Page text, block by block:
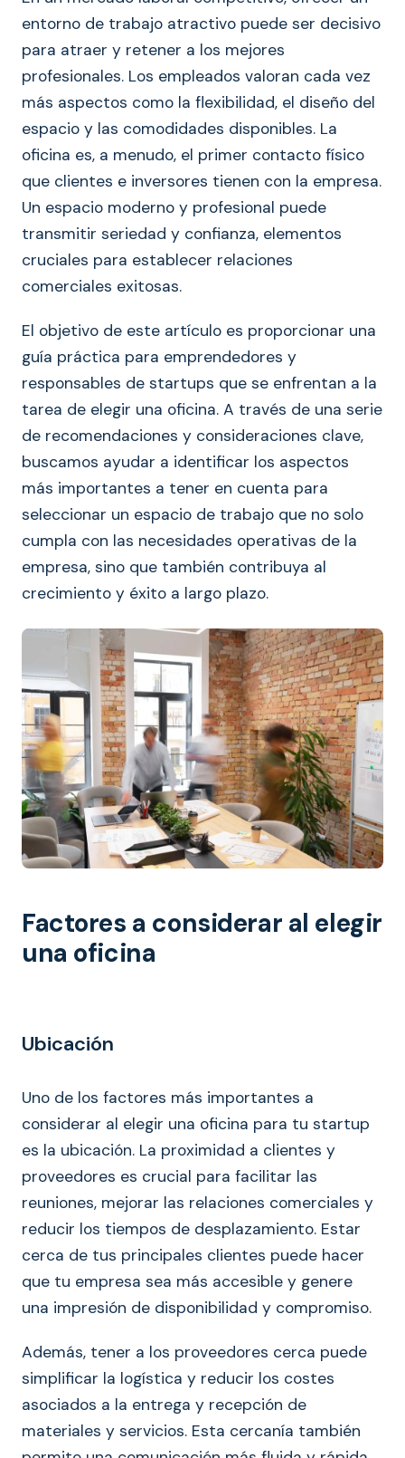
entorno de trabajo atractivo puede ser decisivo
para atraer y retener a los mejores
profesionales. Los empleados valoran cada vez
más aspectos como la flexibilidad, el diseño del
espacio y las comodidades disponibles. La
oficina es, a menudo, el primer contacto físico
que clientes e inversores tienen con la empresa.
Un espacio moderno y profesional puede
transmitir seriedad y confianza, elementos
cruciales para establecer relaciones
comerciales exitosas.
El objetivo de este artículo es proporcionar una
guía práctica para emprendedores y
responsables de startups que se enfrentan a la
tarea de elegir una oficina. A través de una serie
de recomendaciones y consideraciones clave,
buscamos ayudar a identificar los aspectos
más importantes a tener en cuenta para
seleccionar un espacio de trabajo que no solo
cumpla con las necesidades operativas de la
empresa, sino que también contribuya al
crecimiento y éxito a largo plazo.
Factores a considerar al elegir
una oficina
Ubicación
Uno de los factores más importantes a
considerar al elegir una oficina para tu startup
es la ubicación. La proximidad a clientes y
proveedores es crucial para facilitar las
reuniones, mejorar las relaciones comerciales y
reducir los tiempos de desplazamiento. Estar
cerca de tus principales clientes puede hacer
que tu empresa sea más accesible y genere
una impresión de disponibilidad y compromiso.
Además, tener a los proveedores cerca puede
simplificar la logística y reducir los costes
asociados a la entrega y recepción de
materiales y servicios. Esta cercanía también